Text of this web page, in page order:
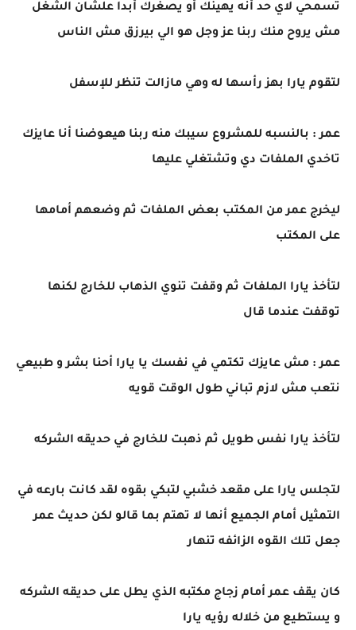
تسمحي لاي حد أنه يهينك أو يصغرك أبداً علشان الشغل
مش يروح منك ربنا عز وجل هو الي بيرزق مش الناس
لتقوم يارا بهز رأسها له وهي مازالت تنظر للإسفل
عمر : بالنسبه للمشروع سيبك منه ربنا هيعوضنا أنا عايزك
تاخدي الملفات دي وتشتغلي عليها
ليخرج عمر من المكتب بعض الملفات ثم وضعهم أمامها
على المكتب
لتأخذ يارا الملفات ثم وقفت تنوي الذهاب للخارج لكنها
توقفت عندما قال
عمر : مش عايزك تكتمي في نفسك يا يارا أحنا بشر و طبيعي
نتعب مش لازم تباني طول الوقت قويه
لتأخذ يارا نفس طويل ثم ذهبت للخارج في حديقه الشركه
لتجلس يارا على مقعد خشبي لتبكي بقوه لقد كانت بارعه في
التمثيل أمام الجميع أنها لا تهتم بما قالو لكن حديث عمر
جعل تلك القوه الزائفه تنهار
كان يقف عمر أمام زجاج مكتبه الذي يطل على حديقه الشركه
و يستطيع من خلاله رؤيه يارا